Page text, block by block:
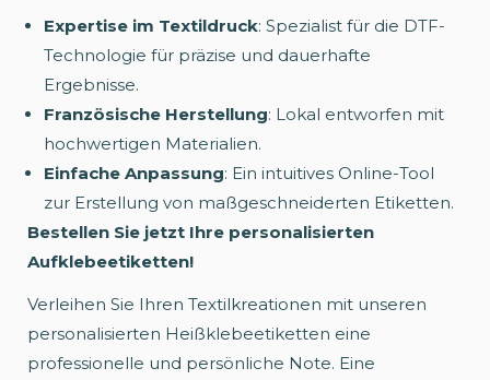
Expertise im Textildruck: Spezialist für die DTF-
Technologie für präzise und dauerhafte
Ergebnisse.
Französische Herstellung: Lokal entworfen mit
hochwertigen Materialien.
Einfache Anpassung: Ein intuitives Online-Tool
zur Erstellung von maßgeschneiderten Etiketten.
Bestellen Sie jetzt Ihre personalisierten
Aufklebeetiketten!
Verleihen Sie Ihren Textilkreationen mit unseren
personalisierten Heißklebeetiketten eine
professionelle und persönliche Note. Eine